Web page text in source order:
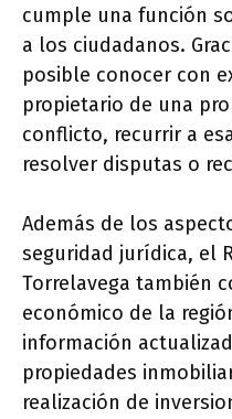
cumple una función
a los ciudadanos.
posible conocer con
propietario de una
conflicto, recurrir a
resolver disputas o
Además de los
seguridad jurídica, el
Torrelavega también
económico de la
información
propiedades
realización de